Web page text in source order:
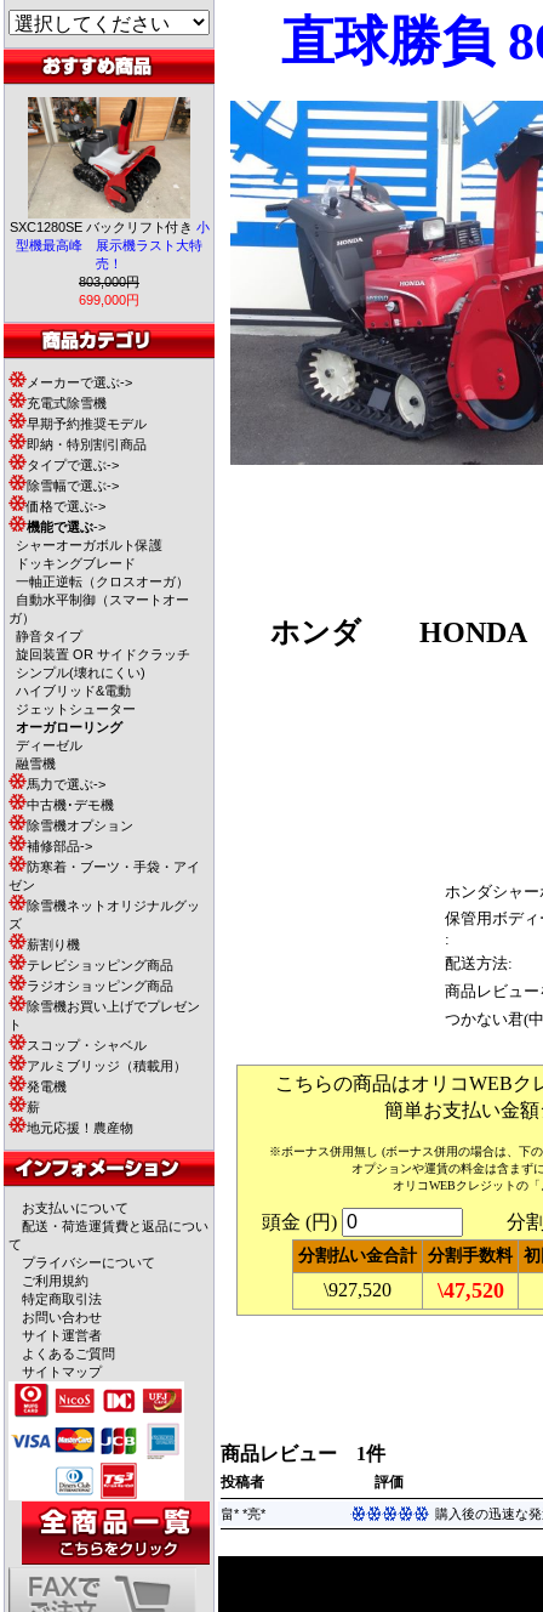
SXC1280SE バックリフト付き 小
型機最高峰 展示機ラスト大特
売！
803,000円
699,000円
メーカーで選ぶ->
充電式除雪機
早期予約推奨モデル
即納・特別割引商品
タイプで選ぶ->
除雪幅で選ぶ->
価格で選ぶ->
機能で選ぶ->
シャーオーガボルト保護
ドッキングブレード
一軸正逆転（クロスオーガ）
自動水平制御（スマートオー
ガ）
静音タイプ
旋回装置 OR サイドクラッチ
シンプル(壊れにくい)
ハイブリッド&電動
ジェットシューター
オーガローリング
ディーゼル
融雪機
馬力で選ぶ->
中古機･デモ機
除雪機オプション
補修部品->
防寒着・ブーツ・手袋・アイ
ゼン
除雪機ネットオリジナルグッ
ズ
薪割り機
テレビショッピング商品
ラジオショッピング商品
除雪機お買い上げでプレゼン
ト
スコップ・シャベル
アルミブリッジ（積載用）
発電機
薪
地元応援！農産物
お支払いについて
配送・荷造運賃費と返品につい
て
プライバシーについて
ご利用規約
特定商取引法
お問い合わせ
サイト運営者
よくあるご質問
サイトマップ
直球勝負
ホンダ HONDA
ホンダシャ
保管用ボデ
:
配送方法:
商品レビュ
つかない君(
こちらの商品はオリコWEBク
簡単お支払い金
※ボーナス併用無し (ボーナス併用の場合は、下
オプションや運賃の料金は含まず
オリコWEBクレジットの
頭金 (円) 分割
分割払い金合計 分割手数料
\927,520 \47,520
商品レビュー 1件
投稿者 評価
畠* *亮* 購入後の迅速な